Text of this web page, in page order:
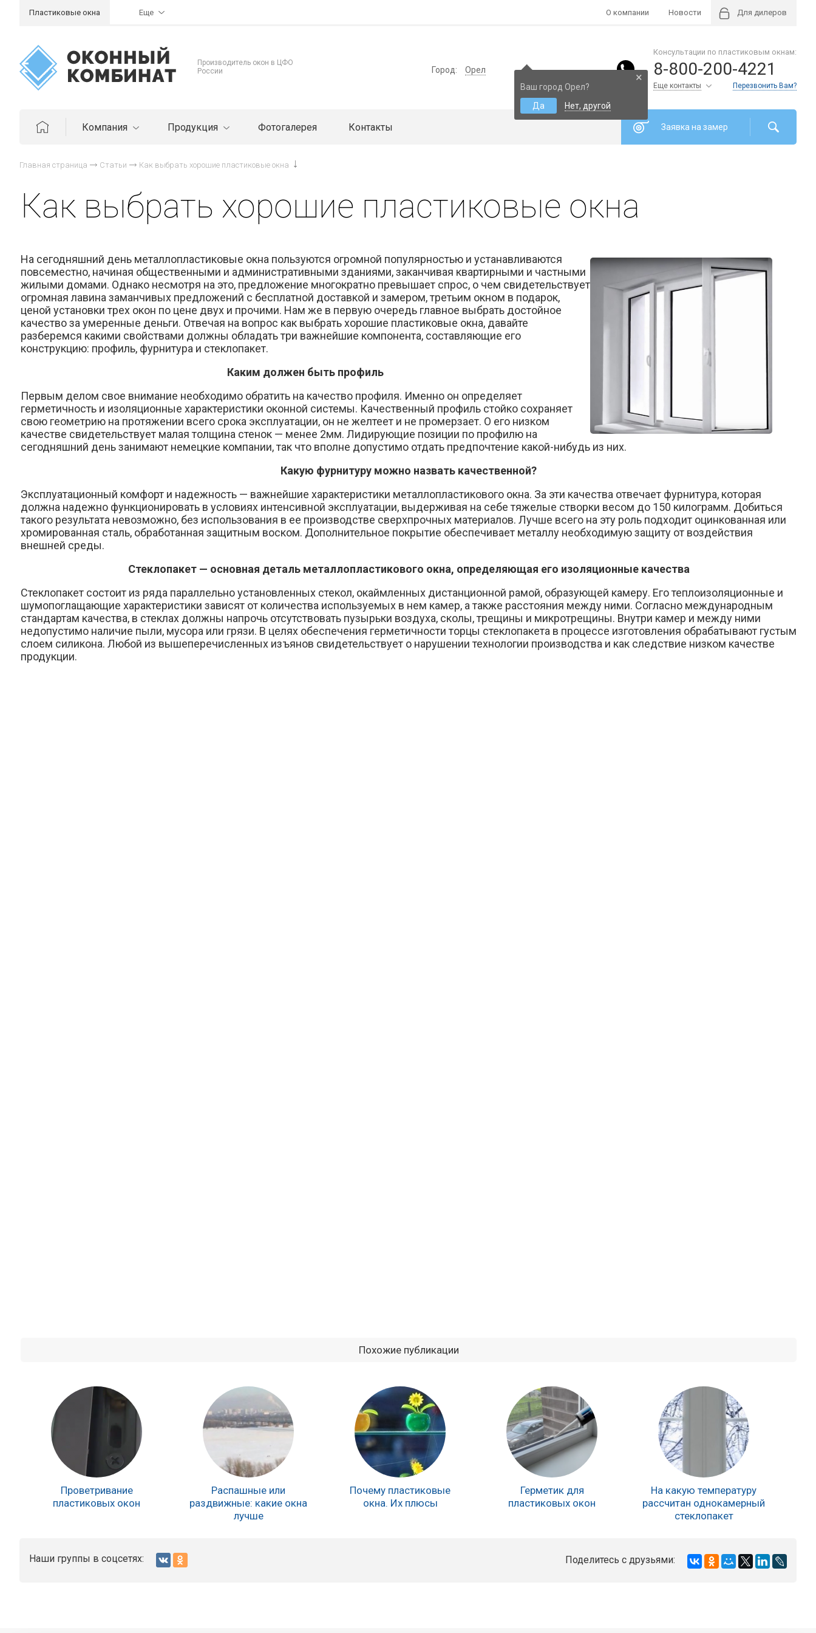
О компании Новости Для дилеров
Пластиковые окна Еще
Производитель окон в ЦФО
России
Город: Орел ×
Ваш город Орел?
Да
Нет, другой
Консультации по пластиковым окнам:
8-800-200-4221
Перезвонить Вам?
Еще контакты
Заявка на замер
Компания Продукция Фотогалерея Контакты
Главная страница Статьи Как выбрать хорошие пластиковые окна
Как выбрать хорошие пластиковые окна
На сегодняшний день металлопластиковые окна пользуются огромной популярностью и устанавливаются
повсеместно, начиная общественными и административными зданиями, заканчивая квартирными и частными
жилыми домами. Однако несмотря на это, предложение многократно превышает спрос, о чем свидетельствует
огромная лавина заманчивых предложений с бесплатной доставкой и замером, третьим окном в подарок,
ценой установки трех окон по цене двух и прочими. Нам же в первую очередь главное выбрать достойное
качество за умеренные деньги. Отвечая на вопрос как выбрать хорошие пластиковые окна, давайте
разберемся какими свойствами должны обладать три важнейшие компонента, составляющие его
конструкцию: профиль, фурнитура и стеклопакет.
Каким должен быть профиль
Первым делом свое внимание необходимо обратить на качество профиля. Именно он определяет
герметичность и изоляционные характеристики оконной системы. Качественный профиль стойко сохраняет
свою геометрию на протяжении всего срока эксплуатации, он не желтеет и не промерзает. О его низком
качестве свидетельствует малая толщина стенок — менее 2мм. Лидирующие позиции по профилю на
сегодняшний день занимают немецкие компании, так что вполне допустимо отдать предпочтение какой-нибудь из них.
Какую фурнитуру можно назвать качественной?
Эксплуатационный комфорт и надежность — важнейшие характеристики металлопластикового окна. За эти качества отвечает фурнитура, которая
должна надежно функционировать в условиях интенсивной эксплуатации, выдерживая на себе тяжелые створки весом до 150 килограмм. Добиться
такого результата невозможно, без использования в ее производстве сверхпрочных материалов. Лучше всего на эту роль подходит оцинкованная или
хромированная сталь, обработанная защитным воском. Дополнительное покрытие обеспечивает металлу необходимую защиту от воздействия
внешней среды.
Стеклопакет — основная деталь металлопластикового окна, определяющая его изоляционные качества
Стеклопакет состоит из ряда параллельно установленных стекол, окаймленных дистанционной рамой, образующей камеру. Его теплоизоляционные и
шумопоглащающие характеристики зависят от количества используемых в нем камер, а также расстояния между ними. Согласно международным
стандартам качества, в стеклах должны напрочь отсутствовать пузырьки воздуха, сколы, трещины и микротрещины. Внутри камер и между ними
недопустимо наличие пыли, мусора или грязи. В целях обеспечения герметичности торцы стеклопакета в процессе изготовления обрабатывают густым
слоем силикона. Любой из вышеперечисленных изъянов свидетельствует о нарушении технологии производства и как следствие низком качестве
продукции.
Похожие публикации
Проветривание
пластиковых окон
Распашные или
раздвижные: какие окна
лучше
Почему пластиковые
окна. Их плюсы
Герметик для
пластиковых окон
На какую температуру
рассчитан однокамерный
стеклопакет
Наши группы в соцсетях: Поделитесь с друзьями: